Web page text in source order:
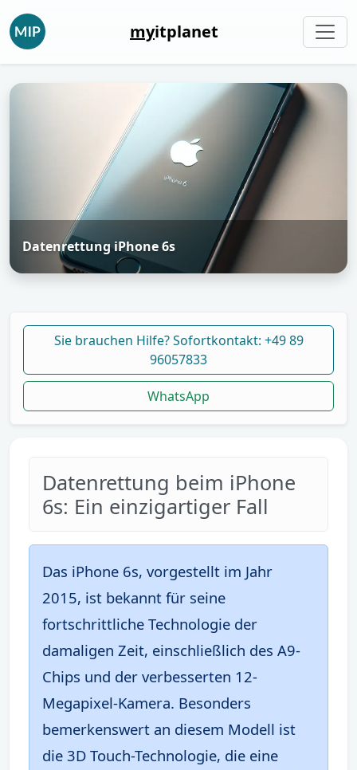
myitplanet
Datenrettung iPhone 6s
Sie brauchen Hilfe? Sofortkontakt: +49 89
96057833
WhatsApp
Datenrettung beim iPhone
6s: Ein einzigartiger Fall
Das iPhone 6s, vorgestellt im Jahr
2015, ist bekannt für seine
fortschrittliche Technologie der
damaligen Zeit, einschließlich des A9-
Chips und der verbesserten 12-
Megapixel-Kamera. Besonders
bemerkenswert an diesem Modell ist
die 3D Touch-Technologie, die eine